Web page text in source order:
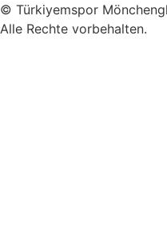
© Türkiyemspor
Alle Rechte vorbehalten.